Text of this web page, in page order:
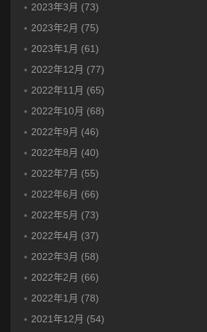
2023年3月 (73)
2023年2月 (75)
2023年1月 (61)
2022年12月 (77)
2022年11月 (65)
2022年10月 (68)
2022年9月 (46)
2022年8月 (40)
2022年7月 (55)
2022年6月 (66)
2022年5月 (73)
2022年4月 (37)
2022年3月 (58)
2022年2月 (66)
2022年1月 (78)
2021年12月 (54)